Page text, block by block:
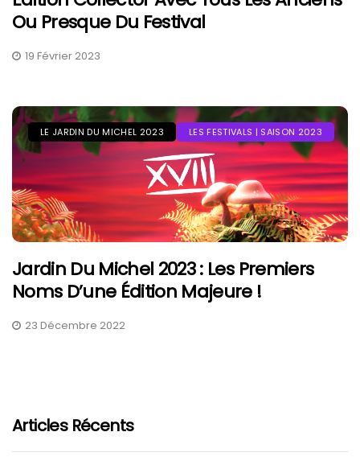
Ou Presque Du Festival
19 Février 2023
LE JARDIN DU MICHEL 2023 LES FESTIVALS | SAISON 2023
Jardin Du Michel 2023 : Les Premiers
Noms D’une Édition Majeure !
23 Décembre 2022
Articles Récents